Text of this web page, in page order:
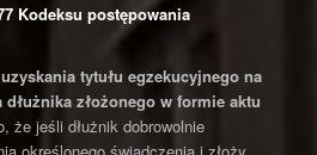
Kodeksu postępowania
tytułu egzekucyjnego na
złożonego w formie aktu
że jeśli dłużnik dobrowolnie